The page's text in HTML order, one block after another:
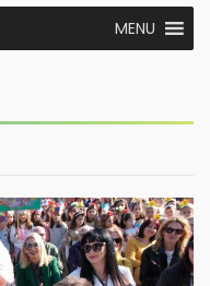
MENU